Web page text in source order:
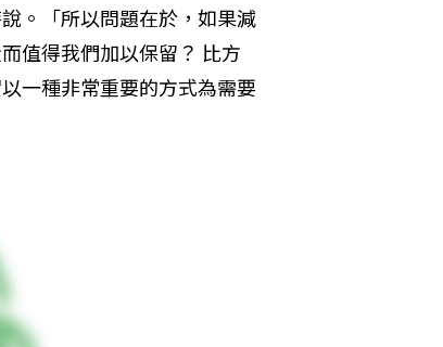
。「所以問題在於，如果減
值得我們加以保留？ 比方
一種非常重要的方式為需要